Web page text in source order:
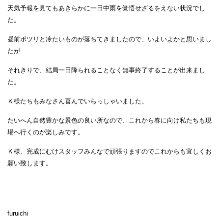
天気予報を見てもあきらかに一日中雨を覚悟せざるをえない状況でし
た。
昼前ポツリ と冷たいものが落ちてきましたので、いよいよかと思いまし
たが
それきりで、結局一日降られることなく無事終了することが出来まし
た。
Ｋ様たちもみなさん喜んでいらっしゃいました。
たいへん自然豊かな景色の良い所なので、これから春に向け私たちも現
場へ行くのが楽しみです。
Ｋ様、完成にむけスタッフみんなで頑張りますのでこれからも宜しくお
願い致します。
furuichi